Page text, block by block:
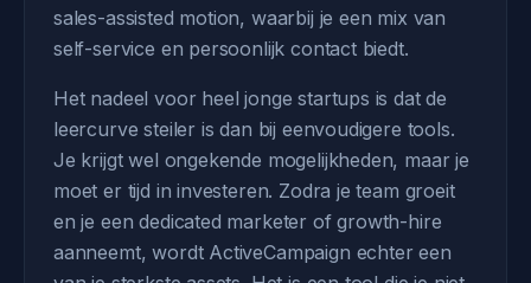
sales-assisted motion, waarbij je een mix van
self-service en persoonlijk contact biedt.
Het nadeel voor heel jonge startups is dat de
leercurve steiler is dan bij eenvoudigere tools.
Je krijgt wel ongekende mogelijkheden, maar je
moet er tijd in investeren. Zodra je team groeit
en je een dedicated marketer of growth-hire
aanneemt, wordt ActiveCampaign echter een